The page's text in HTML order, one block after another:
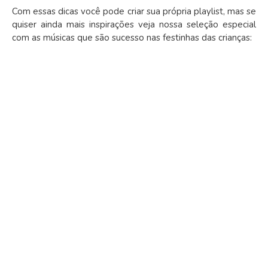
Com essas dicas você pode criar sua própria playlist, mas se
quiser ainda mais inspirações veja nossa seleção especial
com as músicas que são sucesso nas festinhas das crianças: